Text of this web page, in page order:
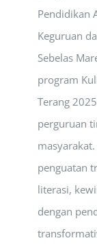
Pendidikan
Keguruan
Sebelas
program
Terang
perguruan
penguatan
literasi,
dengan